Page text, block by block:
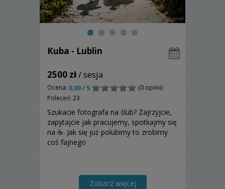
Kuba - Lublin
2500 zł/ sesja
Ocena: 0,00 / 5
(0 opinii)
Poleceń: 23
Szukacie fotografa na ślub? Zajrzyjcie,
zapytajcie jak pracujemy, spotkajmy się
na ☕️. Jak się już polubimy to zrobimy
coś fajnego
Zobacz więcej